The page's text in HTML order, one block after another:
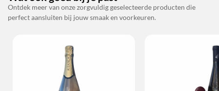
Ontdek meer van onze zorgvuldig geselecteerde producten die
perfect aansluiten bij jouw smaak en voorkeuren.